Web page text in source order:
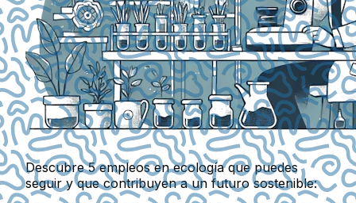
Descubre 5 empleos en ecología que puedes
seguir y que contribuyen a un futuro sostenible: